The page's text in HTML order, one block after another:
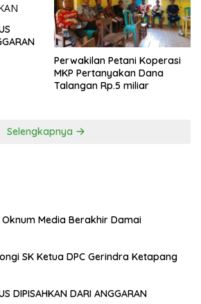
Perwakilan Petani Koperasi
MKP Pertanyakan Dana
Talangan Rp.5 miliar
Selengkapnya
Oknum Media Berakhir Damai
SK Ketua DPC Gerindra Ketapang
DIPISAHKAN DARI ANGGARAN